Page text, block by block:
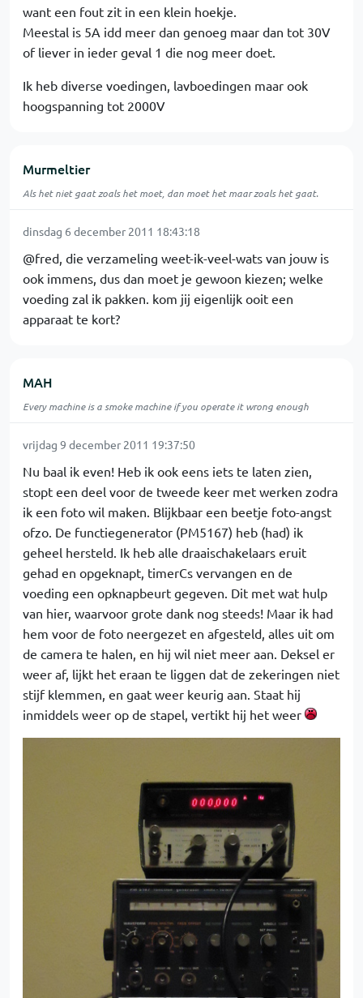
want een fout zit in een klein hoekje.
Meestal is 5A idd meer dan genoeg maar dan tot 30V
of liever in ieder geval 1 die nog meer doet.
Ik heb diverse voedingen, lavboedingen maar ook
hoogspanning tot 2000V
Murmeltier
Als het niet gaat zoals het moet, dan moet het maar zoals het gaat.
dinsdag 6 december 2011 18:43:18
@fred, die verzameling weet-ik-veel-wats van jouw is
ook immens, dus dan moet je gewoon kiezen; welke
voeding zal ik pakken. kom jij eigenlijk ooit een
apparaat te kort?
MAH
Every machine is a smoke machine if you operate it wrong enough
vrijdag 9 december 2011 19:37:50
Nu baal ik even! Heb ik ook eens iets te laten zien,
stopt een deel voor de tweede keer met werken zodra
ik een foto wil maken. Blijkbaar een beetje foto-angst
ofzo. De functiegenerator (PM5167) heb (had) ik
geheel hersteld. Ik heb alle draaischakelaars eruit
gehad en opgeknapt, timerCs vervangen en de
voeding een opknapbeurt gegeven. Dit met wat hulp
van hier, waarvoor grote dank nog steeds! Maar ik had
hem voor de foto neergezet en afgesteld, alles uit om
de camera te halen, en hij wil niet meer aan. Deksel er
weer af, lijkt het eraan te liggen dat de zekeringen niet
stijf klemmen, en gaat weer keurig aan. Staat hij
inmiddels weer op de stapel, vertikt hij het weer